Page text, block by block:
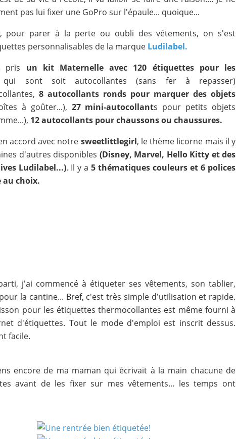
pas lui fixer une GoPro sur l'épaule... quoique...
pour parer à la perte ou oubli des vêtements, on s'est
personnalisables de la marque Ludilabel.
pris un kit Maternelle avec 120 étiquettes pour les
qui sont soit autocollantes (sans fer à repasser)
8 autocollants ronds pour marquer des objets
à goûter...), 27 mini-autocollants pour petits objets
12 autocollants pour chaussons ou chaussures.
accord avec notre sweetlittlegirl, le thème licorne mais il y
d'autres disponibles (Disney, Marvel, Hello Kitty et des
Ludilabel...). Il y a 5 thématiques couleurs et 6 polices
au choix.
j'ai commencé à étiqueter ses vêtements, son tablier,
la cantine... Bref, c'est très simple d'utilisation et rapide.
pour les étiquettes thermocollantes est même fourni à
d'étiquettes. Tout le mode d'emploi est inscrit dessus.
facile.
encore de ma maman qui écrivait à la main chacune de
avant de les fixer sur mes vêtements... les temps ont